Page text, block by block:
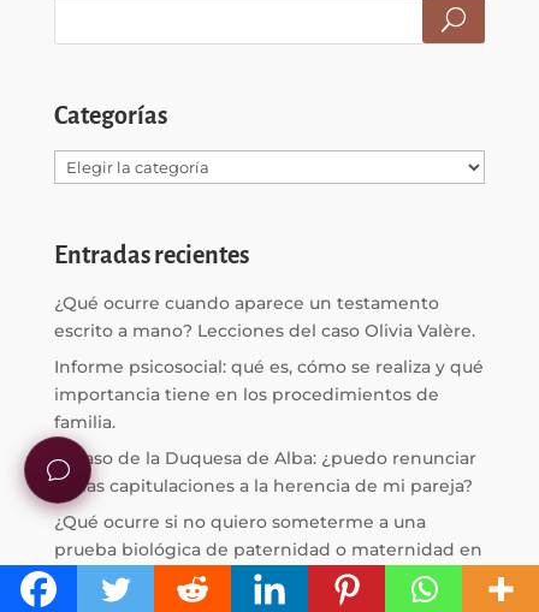
Categorías
Categorías
Entradas recientes
¿Qué ocurre cuando aparece un testamento
escrito a mano? Lecciones del caso Olivia Valère.
Informe psicosocial: qué es, cómo se realiza y qué
importancia tiene en los procedimientos de
familia.
El caso de la Duquesa de Alba: ¿puedo renunciar
en las capitulaciones a la herencia de mi pareja?
¿Qué ocurre si no quiero someterme a una
prueba biológica de paternidad o maternidad en
un procedimiento de filiación?